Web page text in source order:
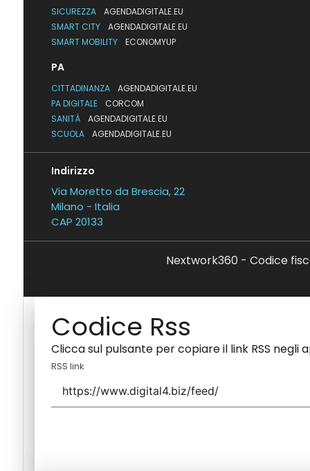
SICUREZZA
AGENDADIGITALE.EU
SMART CITY
AGENDADIGITALE.EU
SMART MOBILITY
ECONOMYUP
PA
CITTADINANZA
AGENDADIGITALE.EU
PA DIGITALE
CORCOM
SANITÀ
AGENDADIGITALE.EU
SCUOLA
AGENDADIGITALE.EU
Indirizzo
Via Moretto da Brescia, 22
Milano - Italia
CAP 20133
Nextwork360 - Codice
Codice Rss
Clicca sul pulsante per copiare il link RSS negli
RSS link